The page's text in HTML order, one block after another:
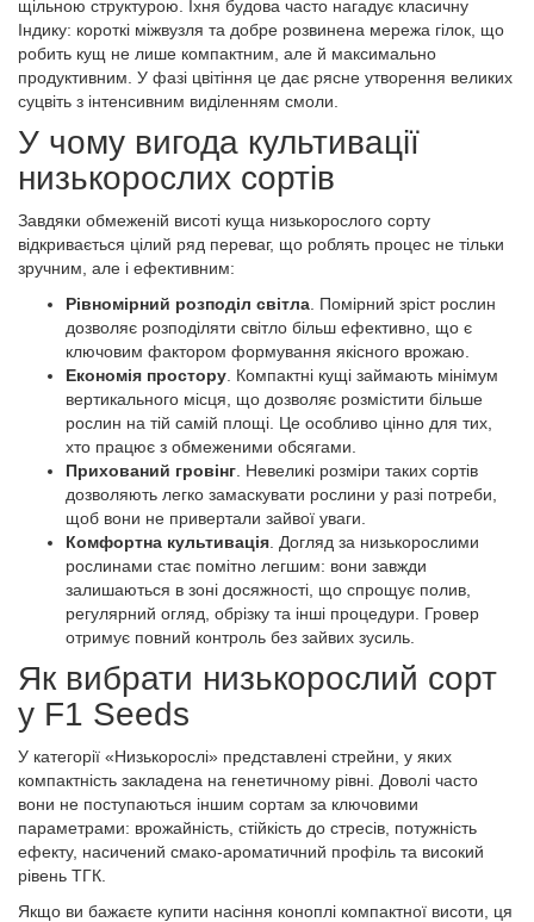
щільною структурою. Їхня будова часто нагадує класичну
Індику: короткі міжвузля та добре розвинена мережа гілок, що
робить кущ не лише компактним, але й максимально
продуктивним. У фазі цвітіння це дає рясне утворення великих
суцвіть з інтенсивним виділенням смоли.
У чому вигода культивації
низькорослих сортів
Завдяки обмеженій висоті куща низькорослого сорту
відкривається цілий ряд переваг, що роблять процес не тільки
зручним, але і ефективним:
Рівномірний розподіл світла . Помірний зріст рослин
дозволяє розподіляти світло більш ефективно, що є
ключовим фактором формування якісного врожаю.
Економія простору . Компактні кущі займають мінімум
вертикального місця, що дозволяє розмістити більше
рослин на тій самій площі. Це особливо цінно для тих,
хто працює з обмеженими обсягами.
Прихований гровінг . Невеликі розміри таких сортів
дозволяють легко замаскувати рослини у разі потреби,
щоб вони не привертали зайвої уваги.
Комфортна культивація . Догляд за низькорослими
рослинами стає помітно легшим: вони завжди
залишаються в зоні досяжності, що спрощує полив,
регулярний огляд, обрізку та інші процедури. Гровер
отримує повний контроль без зайвих зусиль.
Як вибрати низькорослий сорт
у F1 Seeds
У категорії «Низькорослі» представлені стрейни, у яких
компактність закладена на генетичному рівні. Доволі часто
вони не поступаються іншим сортам за ключовими
параметрами: врожайність, стійкість до стресів, потужність
ефекту, насичений смако-ароматичний профіль та високий
рівень ТГК.
Якщо ви бажаєте купити насіння коноплі компактної висоти, ця